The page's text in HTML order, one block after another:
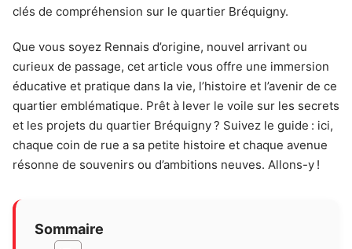
clés de compréhension sur le quartier Bréquigny.
Que vous soyez Rennais d’origine, nouvel arrivant ou
curieux de passage, cet article vous offre une immersion
éducative et pratique dans la vie, l’histoire et l’avenir de ce
quartier emblématique. Prêt à lever le voile sur les secrets
et les projets du quartier Bréquigny ? Suivez le guide : ici,
chaque coin de rue a sa petite histoire et chaque avenue
résonne de souvenirs ou d’ambitions neuves. Allons-y !
Sommaire